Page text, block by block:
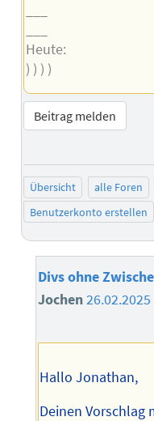
Heute:
) ) ) )
Beitrag melden
Übersicht alle Foren
Benutzerkonto erstellen
Divs ohne
Jochen
Hallo Jonathan,
Deinen Vorschlag